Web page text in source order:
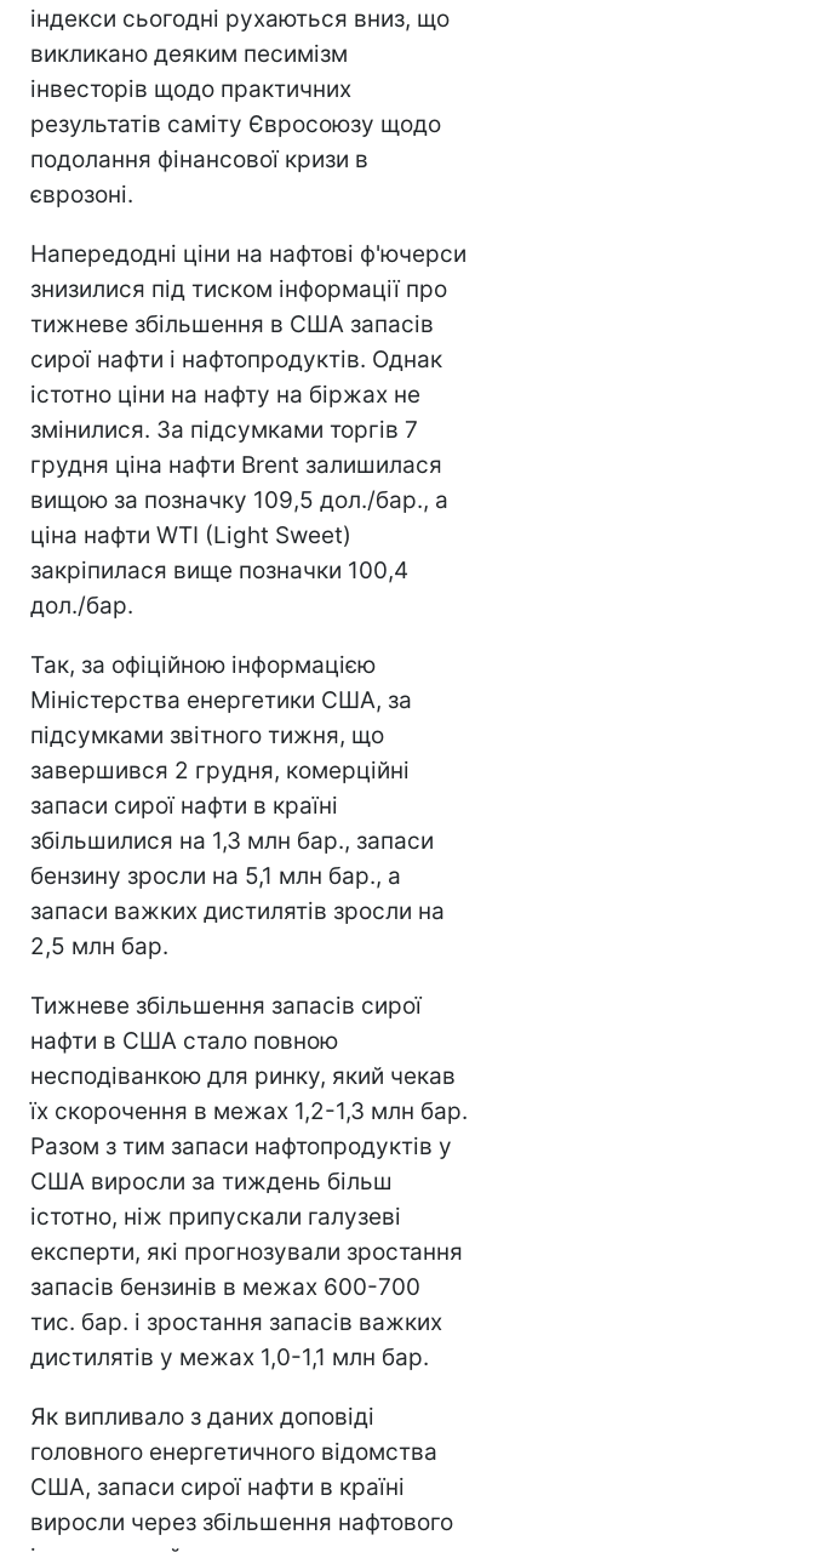
індекси сьогодні рухаються вниз, що
викликано деяким песимізм
інвесторів щодо практичних
результатів саміту Євросоюзу щодо
подолання фінансової кризи в
єврозоні.
Напередодні ціни на нафтові ф'ючерси
знизилися під тиском інформації про
тижневе збільшення в США запасів
сирої нафти і нафтопродуктів. Однак
істотно ціни на нафту на біржах не
змінилися. За підсумками торгів 7
грудня ціна нафти Brent залишилася
вищою за позначку 109,5 дол./бар., а
ціна нафти WTI (Light Sweet)
закріпилася вище позначки 100,4
дол./бар.
Так, за офіційною інформацією
Міністерства енергетики США, за
підсумками звітного тижня, що
завершився 2 грудня, комерційні
запаси сирої нафти в країні
збільшилися на 1,3 млн бар., запаси
бензину зросли на 5,1 млн бар., а
запаси важких дистилятів зросли на
2,5 млн бар.
Тижневе збільшення запасів сирої
нафти в США стало повною
несподіванкою для ринку, який чекав
їх скорочення в межах 1,2-1,3 млн бар.
Разом з тим запаси нафтопродуктів у
США виросли за тиждень більш
істотно, ніж припускали галузеві
експерти, які прогнозували зростання
запасів бензинів в межах 600-700
тис. бар. і зростання запасів важких
дистилятів у межах 1,0-1,1 млн бар.
Як випливало з даних доповіді
головного енергетичного відомства
США, запаси сирої нафти в країні
виросли через збільшення нафтового